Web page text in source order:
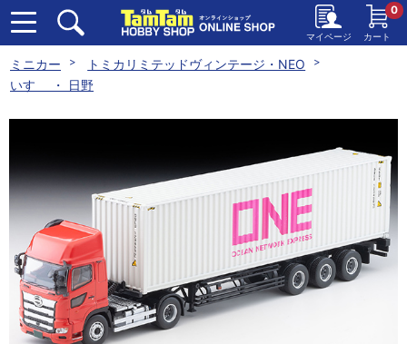
マイページ カート
0
ミニカー
トミカリミテッドヴィンテージ・NEO
いすゞ ・ 日野